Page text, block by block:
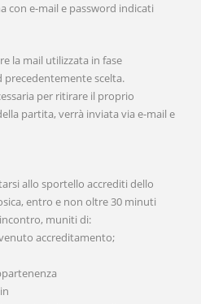
con e-mail e password indicati
la mail utilizzata in fase
precedentemente scelta.
per ritirare il proprio
partita, verrà inviata via e-mail e
allo sportello accrediti dello
entro e non oltre 30 minuti
muniti di:
accreditamento;